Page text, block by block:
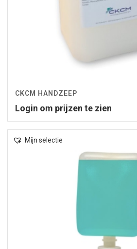
CKCM HANDZEEP
Login om prijzen te zien
Mijn selectie